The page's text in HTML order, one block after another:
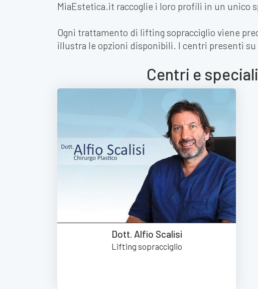
MiaEstetica.it raccoglie i loro profili in un unico
Ogni trattamento di lifting sopracciglio viene
illustra le opzioni disponibili. I centri presenti
Centri e
Dott. Alfio Scalisi
Lifting sopracciglio